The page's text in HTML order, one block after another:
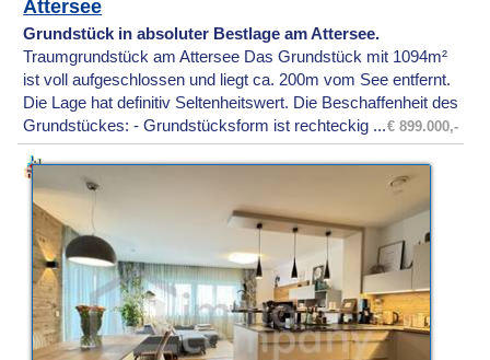
Attersee
Grundstück in absoluter Bestlage am Attersee.
Traumgrundstück am Attersee Das Grundstück mit 1094m²
ist voll aufgeschlossen und liegt ca. 200m vom See entfernt.
Die Lage hat definitiv Seltenheitswert. Die Beschaffenheit des
Grundstückes: - Grundstücksform ist rechteckig ...€ 899.000,-